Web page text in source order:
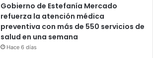
Gobierno de Estefanía Mercado
refuerza la atención médica
preventiva con más de 550 servicios de
salud en una semana
Hace 6 días